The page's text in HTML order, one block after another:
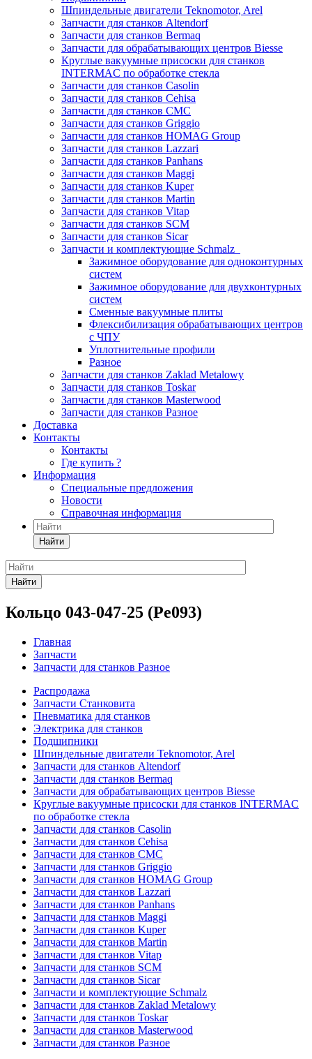
Шпиндельные двигатели Teknomotor, Arel
Запчасти для станков Altendorf
Запчасти для станков Bermaq
Запчасти для обрабатывающих центров Biesse
Круглые вакуумные присоски для станков
INTERMAC по обработке стекла
Запчасти для станков Casolin
Запчасти для станков Cehisa
Запчасти для станков CMC
Запчасти для станков Griggio
Запчасти для станков HOMAG Group
Запчасти для станков Lazzari
Запчасти для станков Panhans
Запчасти для станков Maggi
Запчасти для станков Kuper
Запчасти для станков Martin
Запчасти для станков Vitap
Запчасти для станков SCM
Запчасти для станков Sicar
Запчасти и комплектующие Schmalz
Зажимное оборудование для одноконтурных
систем
Зажимное оборудование для двухконтурных
систем
Сменные вакуумные плиты
Флексибилизация обрабатывающих центров
с ЧПУ
Уплотнительные профили
Разное
Запчасти для станков Zaklad Metalowy
Запчасти для станков Toskar
Запчасти для станков Masterwood
Запчасти для станков Разное
Доставка
Контакты
Контакты
Где купить ?
Информация
Специальные предложения
Новости
Справочная информация
Найти
Найти
Кольцо 043-047-25 (Ре093)
Главная
Запчасти
Запчасти для станков Разное
Распродажа
Запчасти Станковита
Пневматика для станков
Электрика для станков
Подшипники
Шпиндельные двигатели Teknomotor, Arel
Запчасти для станков Altendorf
Запчасти для станков Bermaq
Запчасти для обрабатывающих центров Biesse
Круглые вакуумные присоски для станков INTERMAC
по обработке стекла
Запчасти для станков Casolin
Запчасти для станков Cehisa
Запчасти для станков CMC
Запчасти для станков Griggio
Запчасти для станков HOMAG Group
Запчасти для станков Lazzari
Запчасти для станков Panhans
Запчасти для станков Maggi
Запчасти для станков Kuper
Запчасти для станков Martin
Запчасти для станков Vitap
Запчасти для станков SCM
Запчасти для станков Sicar
Запчасти и комплектующие Schmalz
Запчасти для станков Zaklad Metalowy
Запчасти для станков Toskar
Запчасти для станков Masterwood
Запчасти для станков Разное